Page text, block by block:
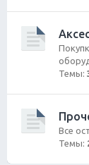
Темы:
Все
Темы: